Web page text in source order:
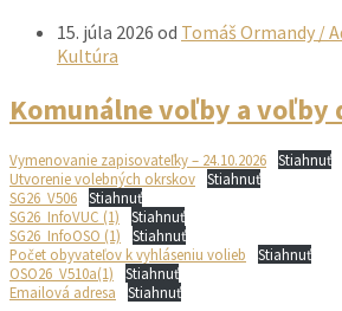
15. júla 2026 od Tomáš Ormandy /
Kultúra
Komunálne voľby a voľby
Vymenovanie zapisovateľky – 24.10.2026
Stiahnuť
Utvorenie volebných okrskov
Stiahnuť
SG26_V506
Stiahnuť
SG26_InfoVUC (1)
Stiahnuť
SG26_InfoOSO (1)
Stiahnuť
Počet obyvateľov k vyhláseniu volieb
Stiahnuť
OSO26_V510a(1)
Stiahnuť
Emailová adresa
Stiahnuť